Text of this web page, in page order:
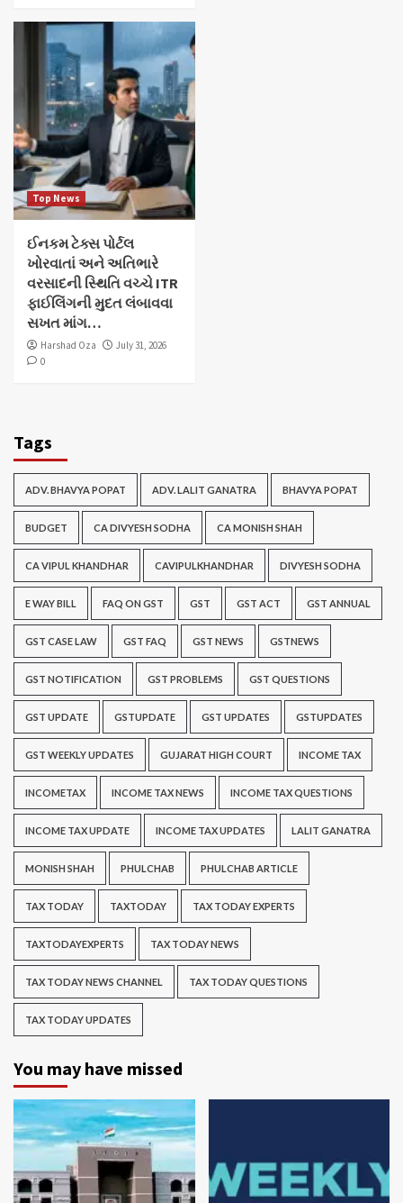
Top News
ઈનકમ ટેક્સ પોર્ટલ
ખોરવાતાં અને અતિભારે
વરસાદની સ્થિતિ વચ્ચે ITR
ફાઈલિંગની મુદત લંબાવવા
સખત માંગ…
Harshad Oza
July 31, 2026
0
Tags
ADV. BHAVYA POPAT ADV. LALIT GANATRA BHAVYA POPAT
BUDGET CA DIVYESH SODHA CA MONISH SHAH
CA VIPUL KHANDHAR CAVIPULKHANDHAR DIVYESH SODHA
E WAY BILL FAQ ON GST GST GST ACT GST ANNUAL
GST CASE LAW GST FAQ GST NEWS GSTNEWS
GST NOTIFICATION GST PROBLEMS GST QUESTIONS
GST UPDATE GSTUPDATE GST UPDATES GSTUPDATES
GST WEEKLY UPDATES GUJARAT HIGH COURT INCOME TAX
INCOMETAX INCOME TAX NEWS INCOME TAX QUESTIONS
INCOME TAX UPDATE INCOME TAX UPDATES LALIT GANATRA
MONISH SHAH PHULCHAB PHULCHAB ARTICLE
TAX TODAY TAXTODAY TAX TODAY EXPERTS
TAXTODAYEXPERTS TAX TODAY NEWS
TAX TODAY NEWS CHANNEL TAX TODAY QUESTIONS
TAX TODAY UPDATES
You may have missed